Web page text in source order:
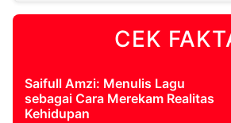
CEK
Saifull Amzi: Menulis Lagu
sebagai Cara Merekam Realitas
Kehidupan